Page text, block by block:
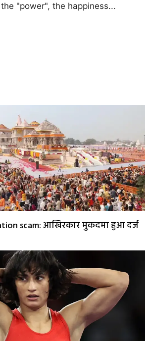
"power", the happiness...
scam: आखिरकार मुकदमा हुआ दर्ज